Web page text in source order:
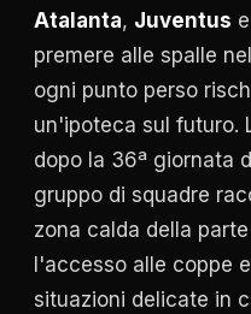
Atalanta, Juventus e
premere alle spalle
ogni punto perso
un'ipoteca sul futuro.
dopo la 36ª giornata
gruppo di squadre
zona calda della
l'accesso alle coppe
situazioni delicate in